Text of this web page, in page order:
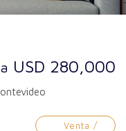
USD 280,000
Venta /